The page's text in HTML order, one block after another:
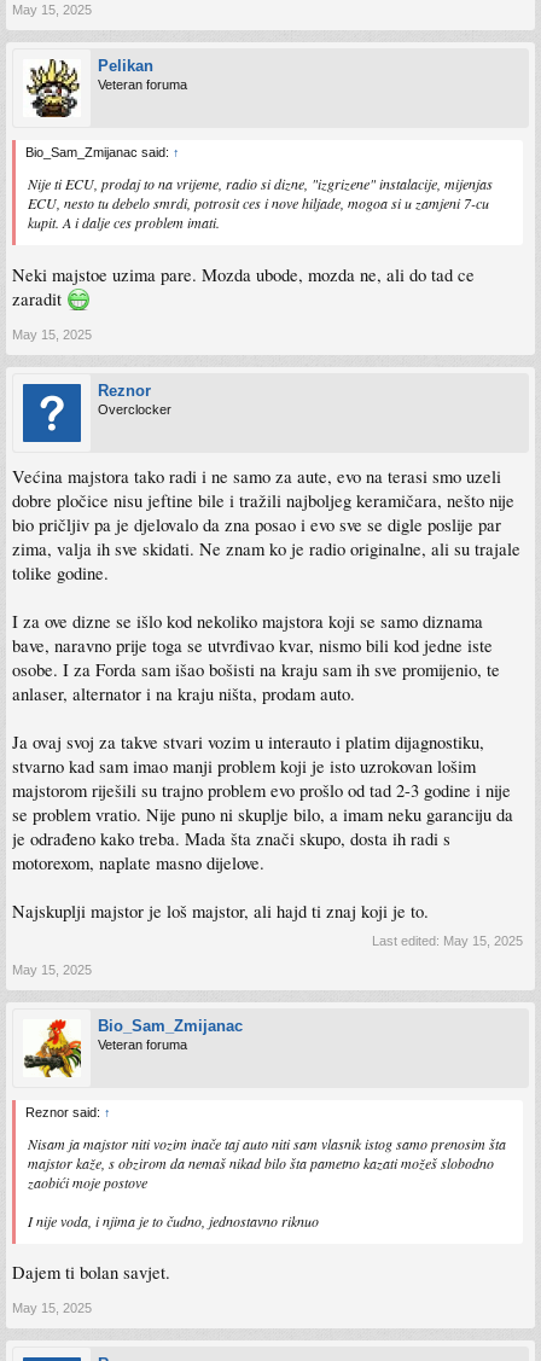
May 15, 2025
Pelikan
Veteran foruma
Bio_Sam_Zmijanac said: ↑
Nije ti ECU, prodaj to na vrijeme, radio si dizne, "izgrizene" instalacije, mijenjas
ECU, nesto tu debelo smrdi, potrosit ces i nove hiljade, mogoa si u zamjeni 7-cu
kupit. A i dalje ces problem imati.
Neki majstoe uzima pare. Mozda ubode, mozda ne, ali do tad ce
zaradit
May 15, 2025
Reznor
Overclocker
Većina majstora tako radi i ne samo za aute, evo na terasi smo uzeli
dobre pločice nisu jeftine bile i tražili najboljeg keramičara, nešto nije
bio pričljiv pa je djelovalo da zna posao i evo sve se digle poslije par
zima, valja ih sve skidati. Ne znam ko je radio originalne, ali su trajale
tolike godine.
I za ove dizne se išlo kod nekoliko majstora koji se samo diznama
bave, naravno prije toga se utvrđivao kvar, nismo bili kod jedne iste
osobe. I za Forda sam išao bošisti na kraju sam ih sve promijenio, te
anlaser, alternator i na kraju ništa, prodam auto.
Ja ovaj svoj za takve stvari vozim u interauto i platim dijagnostiku,
stvarno kad sam imao manji problem koji je isto uzrokovan lošim
majstorom riješili su trajno problem evo prošlo od tad 2-3 godine i nije
se problem vratio. Nije puno ni skuplje bilo, a imam neku garanciju da
je odrađeno kako treba. Mada šta znači skupo, dosta ih radi s
motorexom, naplate masno dijelove.
Najskuplji majstor je loš majstor, ali hajd ti znaj koji je to.
Last edited: May 15, 2025
May 15, 2025
Bio_Sam_Zmijanac
Veteran foruma
Reznor said: ↑
Nisam ja majstor niti vozim inače taj auto niti sam vlasnik istog samo prenosim šta
majstor kaže, s obzirom da nemaš nikad bilo šta pametno kazati možeš slobodno
zaobići moje postove
I nije voda, i njima je to čudno, jednostavno riknuo
Dajem ti bolan savjet.
May 15, 2025